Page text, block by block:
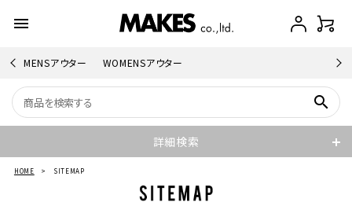
menu
MENSアウター WOMENSアウター
search
詳細検索
HOME > SITEMAP